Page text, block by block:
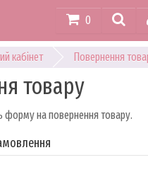
0
кабінет Повернення
товару
форму на повернення товару.